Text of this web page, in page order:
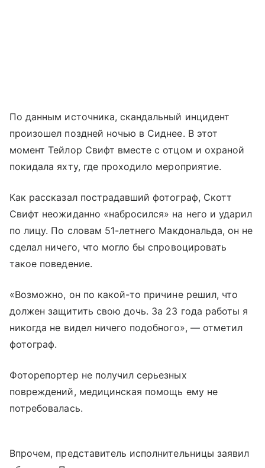
По данным источника, скандальный инцидент
произошел поздней ночью в Сиднее. В этот
момент Тейлор Свифт вместе с отцом и охраной
покидала яхту, где проходило мероприятие.
Как рассказал пострадавший фотограф, Скотт
Свифт неожиданно «набросился» на него и ударил
по лицу. По словам 51-летнего Макдональда, он не
сделал ничего, что могло бы спровоцировать
такое поведение.
«Возможно, он по какой-то причине решил, что
должен защитить свою дочь. За 23 года работы я
никогда не видел ничего подобного», — отметил
фотограф.
Фоторепортер не получил серьезных
повреждений, медицинская помощь ему не
потребовалась.
Впрочем, представитель исполнительницы заявил